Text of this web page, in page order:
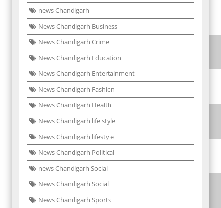
news Chandigarh
News Chandigarh Business
News Chandigarh Crime
News Chandigarh Education
News Chandigarh Entertainment
News Chandigarh Fashion
News Chandigarh Health
News Chandigarh life style
News Chandigarh lifestyle
News Chandigarh Political
news Chandigarh Social
News Chandigarh Social
News Chandigarh Sports